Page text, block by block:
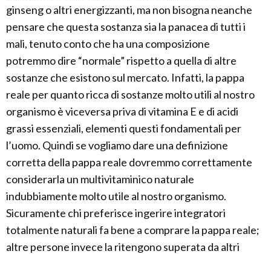
ginseng o altri energizzanti, ma non bisogna neanche
pensare che questa sostanza sia la panacea di tutti i
mali, tenuto conto che ha una composizione
potremmo dire “normale” rispetto a quella di altre
sostanze che esistono sul mercato. Infatti, la pappa
reale per quanto ricca di sostanze molto utili al nostro
organismo è viceversa priva di vitamina E e di acidi
grassi essenziali, elementi questi fondamentali per
l’uomo. Quindi se vogliamo dare una definizione
corretta della pappa reale dovremmo correttamente
considerarla un multivitaminico naturale
indubbiamente molto utile al nostro organismo.
Sicuramente chi preferisce ingerire integratori
totalmente naturali fa bene a comprare la pappa reale;
altre persone invece la ritengono superata da altri